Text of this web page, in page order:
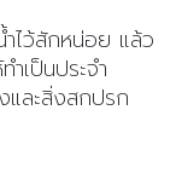
ไว้สักหน่อย แล้ว
เป็นประจำ
และสิ่งสกปรก